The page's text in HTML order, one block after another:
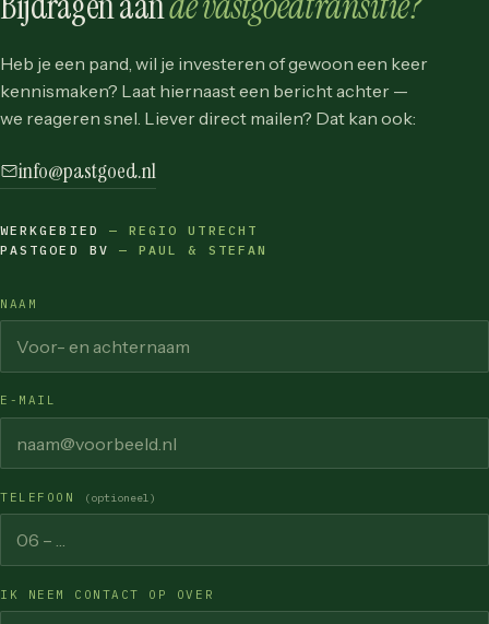
Heb je een pand, wil je investeren of gewoon een keer
kennismaken? Laat hiernaast een bericht achter —
we reageren snel. Liever direct mailen? Dat kan ook:
info@pastgoed.nl
WERKGEBIED
— REGIO UTRECHT
PASTGOED BV
— PAUL & STEFAN
NAAM
E-MAIL
TELEFOON (optioneel)
IK NEEM CONTACT OP OVER